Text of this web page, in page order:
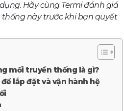
Hãy cùng Termi đánh giá
thống này trước khi bạn quyết
mối truyền thống là gì?
lắp đặt và vận hành hệ